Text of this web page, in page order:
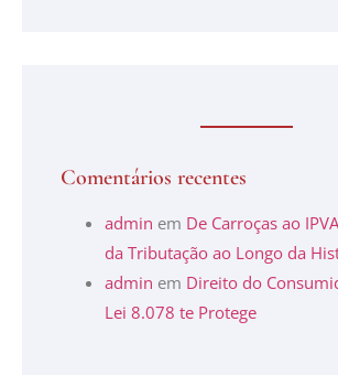
Comentários recentes
admin em De Carroças ao
da Tributação ao Longo da
admin em Direito do
Lei 8.078 te Protege